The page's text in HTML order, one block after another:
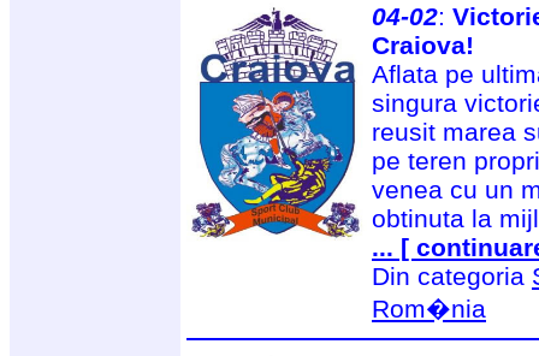
04-02:
Craiova!
Aflata pe
singura
reusit marea
pe teren
venea cu un
obtinuta la
... [
Din categoria
Rom�nia